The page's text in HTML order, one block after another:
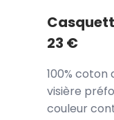
23 €
100% coton
visière
couleur